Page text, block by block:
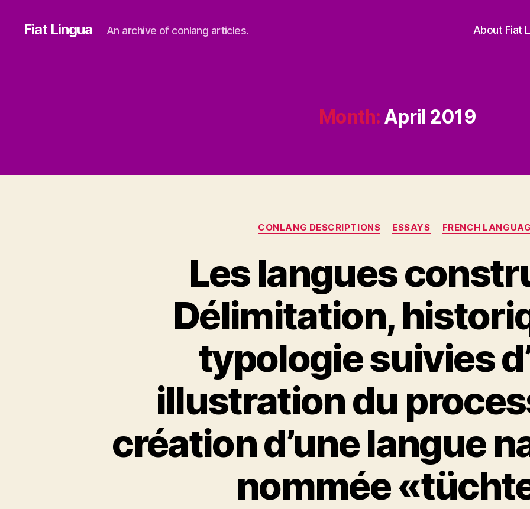
Fiat Lingua An archive of conlang articles. About Fiat
Month: April 2019
Categories
CONLANG DESCRIPTIONS ESSAYS FRENCH
Les langues
Délimitation,
typologie suivies
illustration du
création d’une langue
nommée